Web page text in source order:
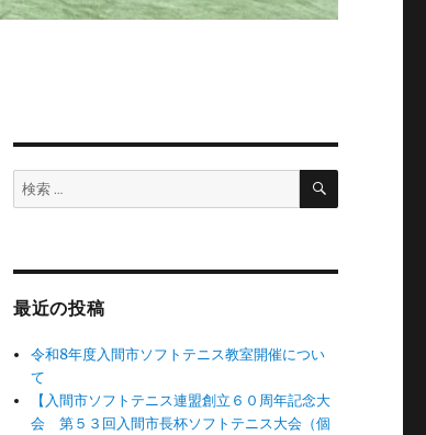
検
索:
検
最近の投稿
令和8年度入間市ソフトテニス教室開催につい
て
【入間市ソフトテニス連盟創立６０周年記念大
会 第５３回入間市長杯ソフトテニス大会（個